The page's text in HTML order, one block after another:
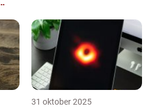
31 oktober 2025